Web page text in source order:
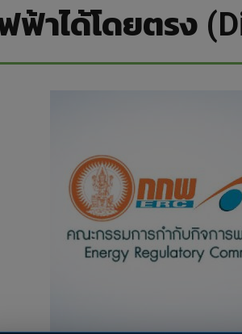
าได้โดยตรง